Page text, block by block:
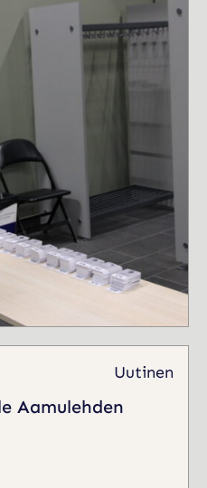
Uutinen
Aamulehden